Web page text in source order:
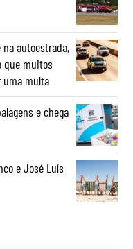
autoestrada,
que muitos
uma multa
e chega
e José Luís